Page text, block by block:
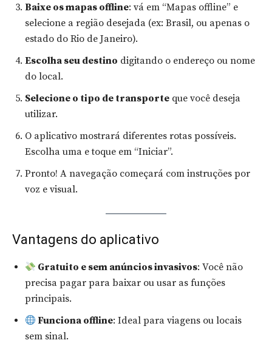
Baixe os mapas offline: vá em “Mapas offline” e
selecione a região desejada (ex: Brasil, ou apenas o
estado do Rio de Janeiro).
Escolha seu destino digitando o endereço ou nome
do local.
Selecione o tipo de transporte que você deseja
utilizar.
O aplicativo mostrará diferentes rotas possíveis.
Escolha uma e toque em “Iniciar”.
Pronto! A navegação começará com instruções por
voz e visual.
Vantagens do aplicativo
Gratuito e sem anúncios invasivos: Você não
precisa pagar para baixar ou usar as funções
principais.
Funciona offline: Ideal para viagens ou locais
sem sinal.